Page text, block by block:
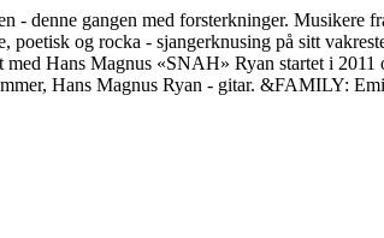
denne gangen med forsterkninger. Musikere
poetisk og rocka - sjangerknusing på sitt
Hans Magnus «SNAH» Ryan startet i
Hans Magnus Ryan - gitar. &FAMILY: